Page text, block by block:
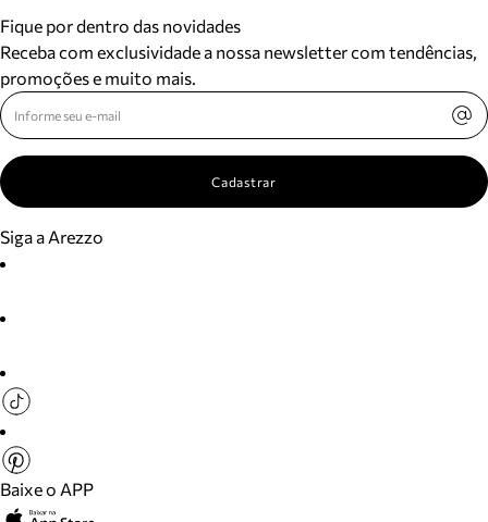
Fique por dentro das novidades
Receba com exclusividade a nossa newsletter com tendências,
promoções e muito mais.
Cadastrar
Siga a Arezzo
Baixe o APP